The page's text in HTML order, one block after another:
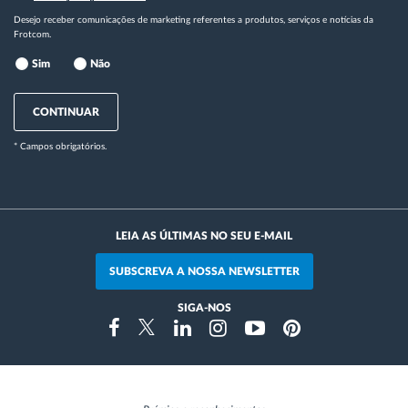
Desejo receber comunicações de marketing referentes a produtos, serviços e notícias da
Frotcom.
Sim Não
CONTINUAR
* Campos obrigatórios.
LEIA AS ÚLTIMAS NO SEU E-MAIL
SUBSCREVA A NOSSA NEWSLETTER
SIGA-NOS
FacebookTwitterLinkedinInstragramYoutubePinterest